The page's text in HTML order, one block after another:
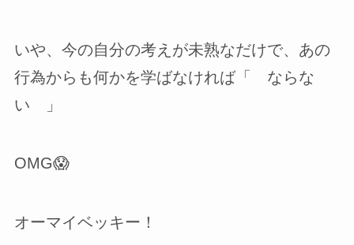
いや、今の自分の考えが未熟なだけで、あの
行為からも何かを学ばなければ「 ならな
い 」
OMG😱
オーマイベッキー！